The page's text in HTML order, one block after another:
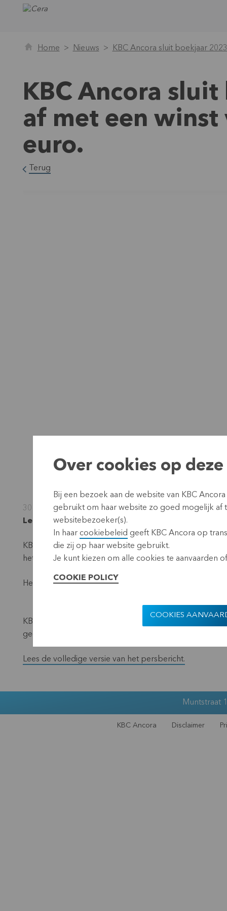
Home Nieuws KBC Ancora sluit boekjaar
KBC Ancora
af met een
euro.
Terug
30 augustus 2024
Leuven, 30 augustus 2024 (17.40 CEST)
KBC Ancora boekte in het afgelopen boekjaar 2023/
het voorgaande boekjaar realiseerde KBC Ancora een
Het resultaat van het laatste halfjaar van het boekjaar
KBC Ancora keerde op 6 juni 2024 een interim-
geen slotdividend uitkeren.
Lees de volledige versie van het persbericht.
Muntstraat
KBC Ancora Disclaimer
Over cookies op
Bij een bezoek aan de website van KBC
gebruikt om haar website zo goed mogelijk
websitebezoeker(s).
In haar cookiebeleid geeft KBC Ancora op
die zij op haar website gebruikt.
Je kunt kiezen om alle cookies te aanvaarden
COOKIE POLICY
COOKIES